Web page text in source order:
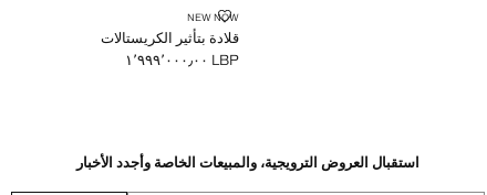
NEW NOW
قلادة بتأثير الكريستالات
قلادة بتأثير الكريستالات
السعر الحالي [LBP ١٬٩٩٩٬٠٠٠٫٠٠ ]
LBP ١٬٩٩٩٬٠٠٠٫٠٠
استقبال العروض الترويجية، والمبيعات الخاصة وأجدد الأخبار